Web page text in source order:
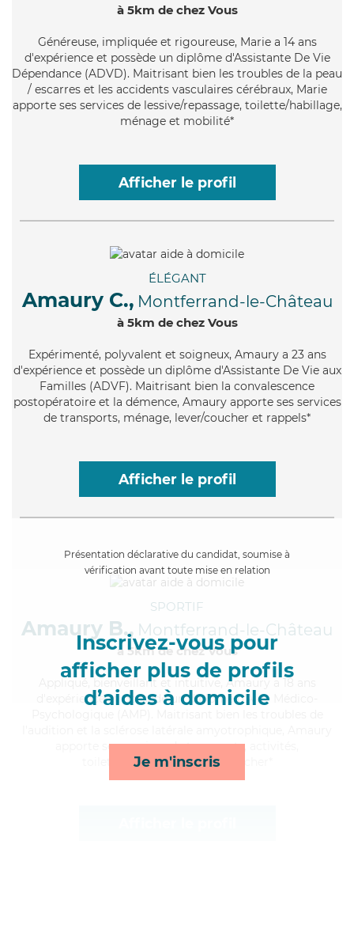
à 5km de chez Vous
Généreuse, impliquée et rigoureuse, Marie a 14 ans
d'expérience et possède un diplôme d'Assistante De Vie
Dépendance (ADVD). Maitrisant bien les troubles de la peau
/ escarres et les accidents vasculaires cérébraux, Marie
apporte ses services de lessive/repassage, toilette/habillage,
ménage et mobilité*
Afficher le profil
ÉLÉGANT
Amaury C., Montferrand-le-Château
à 5km de chez Vous
Expérimenté, polyvalent et soigneux, Amaury a 23 ans
d'expérience et possède un diplôme d'Assistante De Vie aux
Familles (ADVF). Maitrisant bien la convalescence
postopératoire et la démence, Amaury apporte ses services
de transports, ménage, lever/coucher et rappels*
Afficher le profil
Présentation déclarative du candidat, soumise à
vérification avant toute mise en relation
Inscrivez-vous pour
afficher plus de profils
d’aides à domicile
Je m'inscris
SPORTIF
Amaury B., Montferrand-le-Château
à 5km de chez Vous
, bienveillant et intuitive, Amaury a 18 ans
d'expérience et possède un diplôme d'Aide Médico-
apporte ses services de transports, activités,
toilette/habillage et lever/coucher*